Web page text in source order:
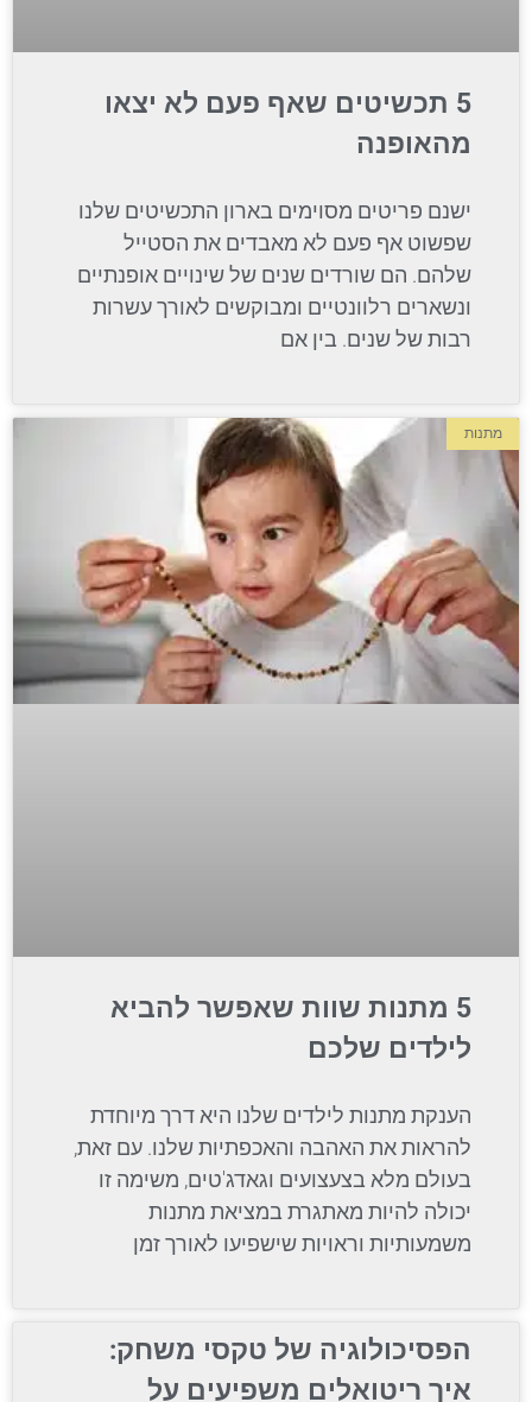
5 תכשיטים שאף פעם לא יצאו
מהאופנה
ישנם פריטים מסוימים בארון התכשיטים שלנו
שפשוט אף פעם לא מאבדים את הסטייל
שלהם. הם שורדים שנים של שינויים אופנתיים
ונשארים רלוונטיים ומבוקשים לאורך עשרות
רבות של שנים. בין אם
מתנות
5 מתנות שוות שאפשר להביא
לילדים שלכם
הענקת מתנות לילדים שלנו היא דרך מיוחדת
להראות את האהבה והאכפתיות שלנו. עם זאת,
בעולם מלא בצעצועים וגאדג'טים, משימה זו
יכולה להיות מאתגרת במציאת מתנות
משמעותיות וראויות שישפיעו לאורך זמן
הפסיכולוגיה של טקסי משחק:
איך ריטואלים משפיעים על